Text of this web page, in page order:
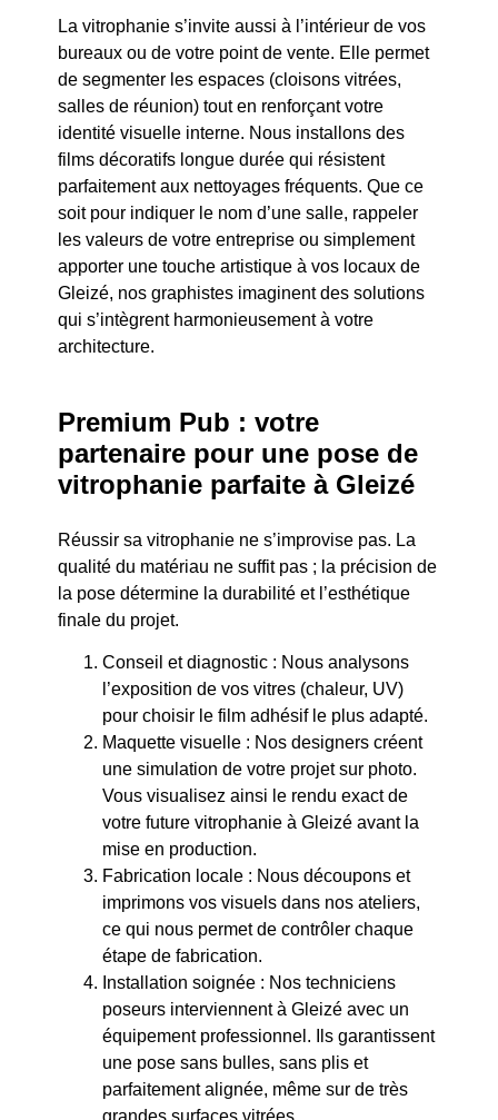
La vitrophanie s’invite aussi à l’intérieur de vos
bureaux ou de votre point de vente. Elle permet
de segmenter les espaces (cloisons vitrées,
salles de réunion) tout en renforçant votre
identité visuelle interne. Nous installons des
films décoratifs longue durée qui résistent
parfaitement aux nettoyages fréquents. Que ce
soit pour indiquer le nom d’une salle, rappeler
les valeurs de votre entreprise ou simplement
apporter une touche artistique à vos locaux de
Gleizé, nos graphistes imaginent des solutions
qui s’intègrent harmonieusement à votre
architecture.
Premium Pub : votre
partenaire pour une pose de
vitrophanie parfaite à Gleizé
Réussir sa vitrophanie ne s’improvise pas. La
qualité du matériau ne suffit pas ; la précision de
la pose détermine la durabilité et l’esthétique
finale du projet.
Conseil et diagnostic : Nous analysons
l’exposition de vos vitres (chaleur, UV)
pour choisir le film adhésif le plus adapté.
Maquette visuelle : Nos designers créent
une simulation de votre projet sur photo.
Vous visualisez ainsi le rendu exact de
votre future vitrophanie à Gleizé avant la
mise en production.
Fabrication locale : Nous découpons et
imprimons vos visuels dans nos ateliers,
ce qui nous permet de contrôler chaque
étape de fabrication.
Installation soignée : Nos techniciens
poseurs interviennent à Gleizé avec un
équipement professionnel. Ils garantissent
une pose sans bulles, sans plis et
parfaitement alignée, même sur de très